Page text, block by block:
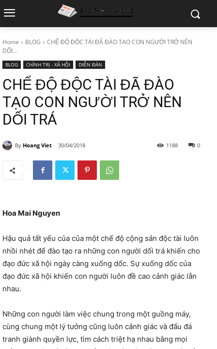
Home BLOG
CHẾ ĐỘ ĐỘC TÀI ĐÃ ĐÀO TẠO CON NGƯỜI TRỞ NÊN
DỐI...
BLOG CHÍNH TRỊ - XÃ HỘI DIỄN ĐÀN
CHẾ ĐỘ ĐỘC TÀI ĐÃ ĐÀO
TẠO CON NGƯỜI TRỞ NÊN
DỐI TRÁ
By Hoang Viet 30/04/2018 0
1188
Hoa Mai Nguyen
Hậu quả tất yếu của của một chế độ cộng sản độc tài luôn
nhồi nhét để đào tạo ra những con người dối trá khiến cho
đạo đức xã hội ngày càng xuống dốc. Sự xuống dốc của
đạo đức xã hội khiến con người luôn đề cao cảnh giác lẫn
nhau.
Những con người làm việc chung trong một guồng máy,
cùng chung một lý tưởng cũng luôn cảnh giác và đấu đá
tranh giành quyền lực, tìm cách triệt hạ nhau bằng mọi